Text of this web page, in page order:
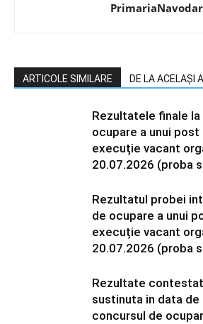
ARTICOLE SIMILARE DE LA ACELAȘI
Rezultatele finale
ocupare a unui
execuție vacant
20.07.2026 (proba
Rezultatul probei
de ocupare a unui
execuție vacant
20.07.2026 (proba
Rezultate
sustinuta in data de
concursul de